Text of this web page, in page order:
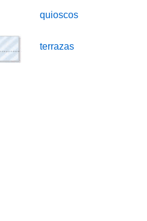
quioscos
terrazas